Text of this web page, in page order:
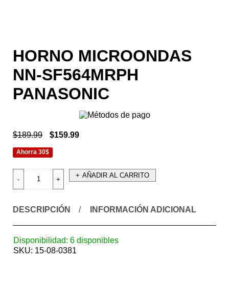
HORNO MICROONDAS
NN-SF564MRPH
PANASONIC
$189.99 $159.99
Ahorra 30$
AÑADIR AL CARRITO
DESCRIPCIÓN INFORMACIÓN ADICIONAL
Disponibilidad: 6 disponibles
SKU: 15-08-0381